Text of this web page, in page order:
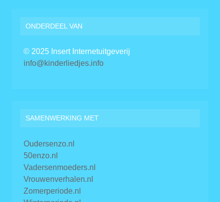
ONDERDEEL VAN
© 2025 Insert Internetuitgeverij
info@kinderliedjes.info
SAMENWERKING MET
Oudersenzo.nl
50enzo.nl
Vadersenmoeders.nl
Vrouwenverhalen.nl
Zomerperiode.nl